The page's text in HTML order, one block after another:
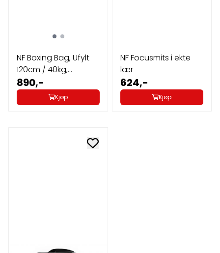
NF Boxing Bag, Ufylt
120cm / 40kg,
kunstlær
890,-
Kjøp
NF Focusmits i ekte
lær
624,-
Kjøp